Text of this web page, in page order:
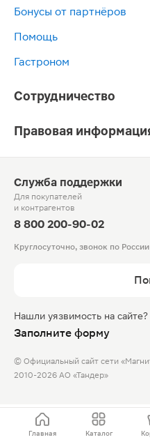
Бонусы от партнёров
Помощь
Гастроном
Сотрудничество
Правовая
Служба поддержки
Для покупателей
и контрагентов
8 800 200-90-02
Круглосуточно, звонок по
Нашли уязвимость на сайте?
Заполните форму
© Официальный сайт сети
2010-2026 АО «Тандер»
Главная Каталог